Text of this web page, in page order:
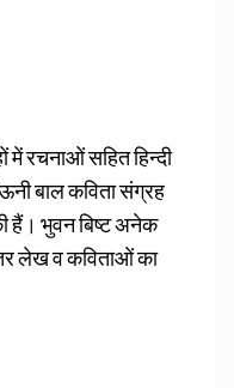
रचनाओं सहित हिन्दी
बाल कविता संग्रह
हैं। भुवन बिष्ट अनेक
लेख व कविताओं का